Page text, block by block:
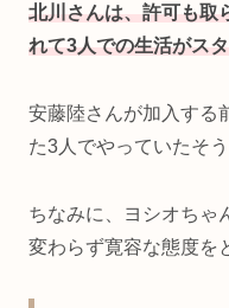
北川さんは、許可も取
れて3人での生活がス
安藤陸さんが加入する
た3人でやっていたそう
ちなみに、ヨシオちゃ
変わらず寛容な態度を